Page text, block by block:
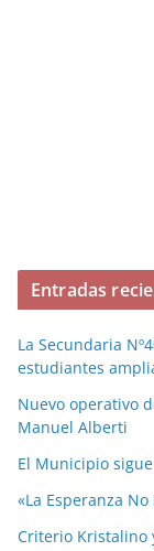
Entradas
La Secundaria
estudiantes
Nuevo operativo
Manuel Alberti
El Municipio
«La Esperanza
Criterio Kristalino